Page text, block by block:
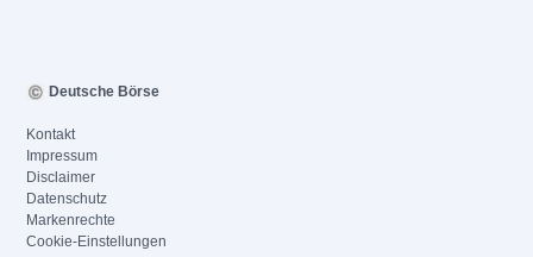
Deutsche Börse
Kontakt
Impressum
Disclaimer
Datenschutz
Markenrechte
Cookie-Einstellungen